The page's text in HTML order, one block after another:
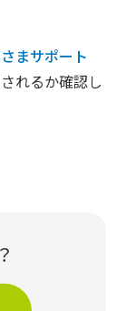
まサポート
れるか確認し